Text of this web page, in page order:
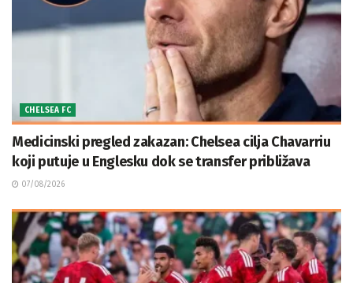
CHELSEA FC
Medicinski pregled zakazan: Chelsea cilja Chavarriu
koji putuje u Englesku dok se transfer približava
07/08/2026